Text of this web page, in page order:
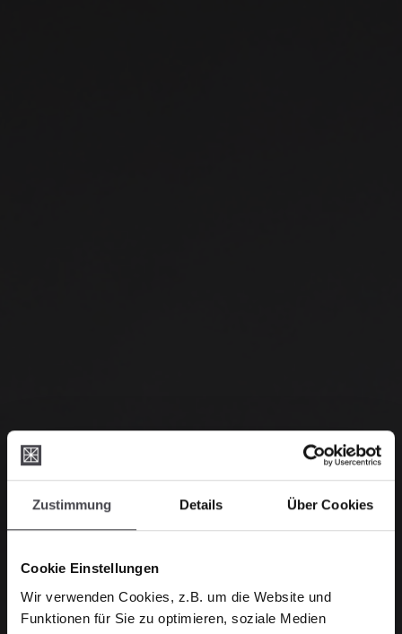
Zustimmung Details Über Cookies
Cookie Einstellungen
Wir verwenden Cookies, z.B. um die Website und
Funktionen für Sie zu optimieren, soziale Medien